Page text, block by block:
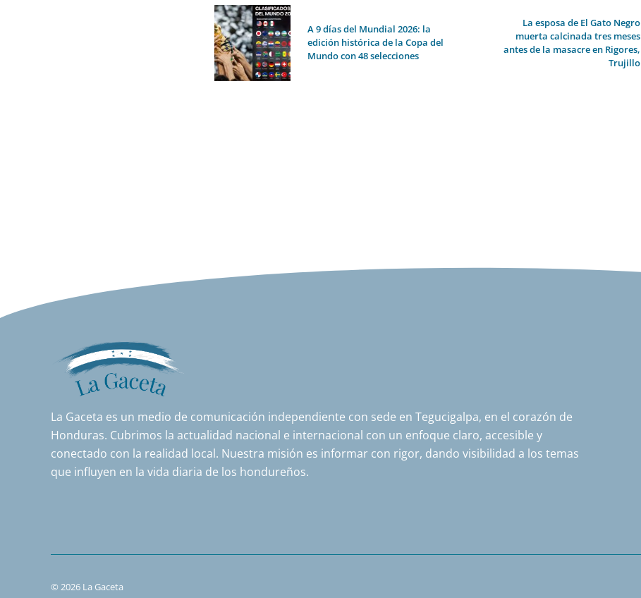
A 9 días del Mundial 2026: la
edición histórica de la Copa del
Mundo con 48 selecciones
La esposa de El Gato Negro
muerta calcinada tres meses
antes de la masacre en Rigores,
Trujillo
La Gaceta es un medio de comunicación independiente con sede en Tegucigalpa, en el corazón de
Honduras. Cubrimos la actualidad nacional e internacional con un enfoque claro, accesible y
conectado con la realidad local. Nuestra misión es informar con rigor, dando visibilidad a los temas
que influyen en la vida diaria de los hondureños.
© 2026 La Gaceta